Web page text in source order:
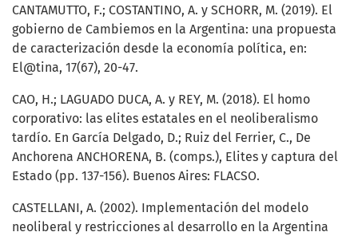
CANTAMUTTO, F.; COSTANTINO, A. y SCHORR, M. (2019). El
gobierno de Cambiemos en la Argentina: una propuesta
de caracterización desde la economía política, en:
El@tina, 17(67), 20-47.
CAO, H.; LAGUADO DUCA, A. y REY, M. (2018). El homo
corporativo: las elites estatales en el neoliberalismo
tardío. En García Delgado, D.; Ruiz del Ferrier, C., De
Anchorena ANCHORENA, B. (comps.), Elites y captura del
Estado (pp. 137-156). Buenos Aires: FLACSO.
CASTELLANI, A. (2002). Implementación del modelo
neoliberal y restricciones al desarrollo en la Argentina